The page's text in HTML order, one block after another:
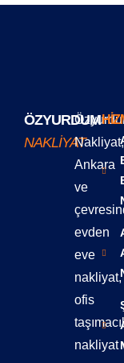
ÖZYURDUM
NAKLIYATNakliyat,
Ankara
ve
evden
eve
nakliyat,
ofis
nakliyat